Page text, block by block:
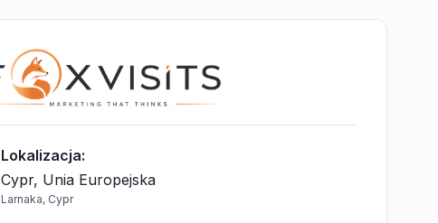
Lokalizacja:
Cypr, Unia Europejska
Larnaka, Cypr